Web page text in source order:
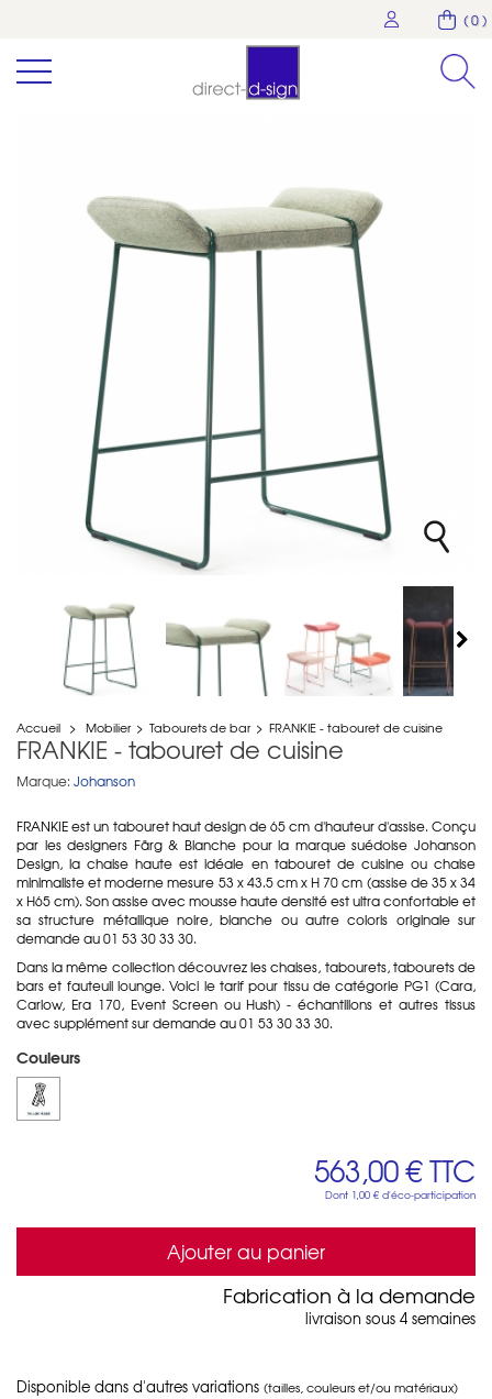
( 0 )
Accueil > Mobilier > Tabourets de bar > FRANKIE - tabouret de cuisine
FRANKIE - tabouret de cuisine
Marque: Johanson
FRANKIE est un tabouret haut design de 65 cm d'hauteur d'assise. Conçu
par les designers Färg & Blanche pour la marque suédoise Johanson
Design, la chaise haute est idéale en tabouret de cuisine ou chaise
minimaliste et moderne mesure 53 x 43.5 cm x H 70 cm (assise de 35 x 34
x H65 cm). Son assise avec mousse haute densité est ultra confortable et
sa structure métallique noire, blanche ou autre coloris originale sur
demande au 01 53 30 33 30.
Dans la même collection découvrez les chaises, tabourets, tabourets de
bars et fauteuil lounge. Voici le tarif pour tissu de catégorie PG1 (Cara,
Carlow, Era 170, Event Screen ou Hush) - échantillons et autres tissus
avec supplément sur demande au 01 53 30 33 30.
Couleurs
563,00 €TTC
Dont 1,00 € d'éco-participation
Ajouter au panier
Fabrication à la demande
livraison sous 4 semaines
Disponible dans d'autres variations (tailles, couleurs et/ou matériaux)